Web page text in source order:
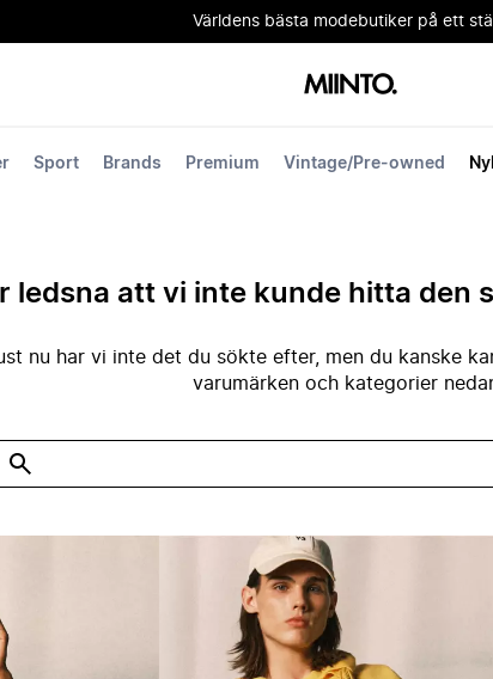
Världens bästa modebutiker på ett
Sport Brands Premium Vintage/Pre-owned
ledsna att vi inte kunde hitta den
nu har vi inte det du sökte efter, men du kanske
varumärken och kategorier